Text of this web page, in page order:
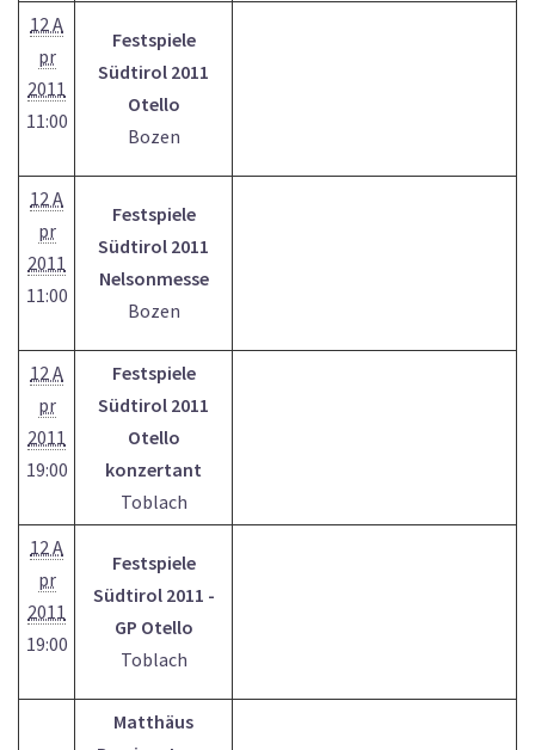
12 A
pr
2011
11:00
Festspiele
Südtirol 2011
Otello
Bozen
12 A
pr
2011
11:00
Festspiele
Südtirol 2011
Nelsonmesse
Bozen
12 A
pr
2011
19:00
Festspiele
Südtirol 2011
Otello
konzertant
Toblach
12 A
pr
2011
19:00
Festspiele
Südtirol 2011 -
GP Otello
Toblach
Matthäus